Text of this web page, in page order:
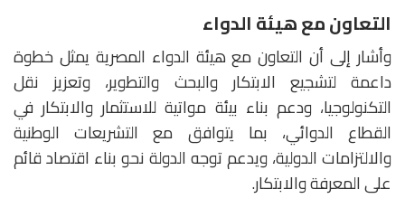
التعاون مع هيئة الدواء
وأشار إلى أن التعاون مع هيئة الدواء المصرية يمثل خطوة
داعمة لتشجيع الابتكار والبحث والتطوير، وتعزيز نقل
التكنولوجيا، ودعم بناء بيئة مواتية للاستثمار والابتكار في
القطاع الدوائي، بما يتوافق مع التشريعات الوطنية
والالتزامات الدولية، ويدعم توجه الدولة نحو بناء اقتصاد قائم
على المعرفة والابتكار.